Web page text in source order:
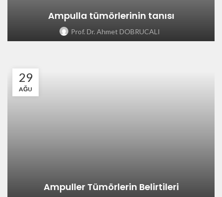
Ampulla tümörlerinin tanısı
Prof. Dr. Ahmet DOBRUCALI
29
AĞU
Ampuller Tümörlerin Belirtileri